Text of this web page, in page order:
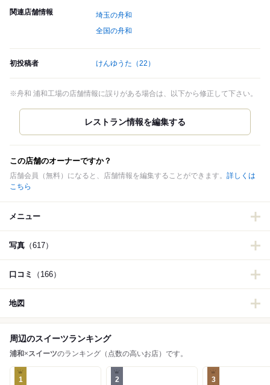
関連店舗情報
埼玉の舟和
全国の舟和
初投稿者 けんゆうた （22）
※舟和 浦和工場の店舗情報に誤りがある場合は、以下から修正して下さい。
この店舗のオーナーですか？
店舗会員（無料）になると、店舗情報を編集することができます。 詳しくは
こちら
メニュー
写真 （617）
口コミ （166）
地図
周辺のスイーツランキング
浦和 ×スイーツのランキング（点数の高いお店）です。
1 2 3